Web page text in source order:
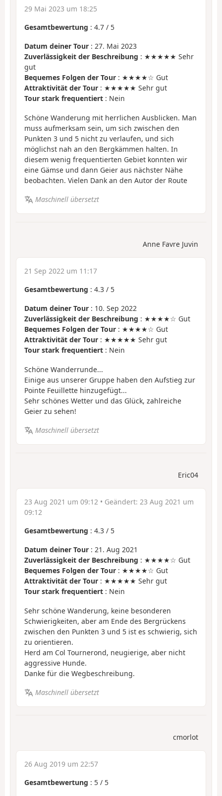
29 Mai 2023 um 18:25
Gesamtbewertung : 4.7 / 5
Datum deiner Tour : 27. Mai 2023
Zuverlässigkeit der Beschreibung : ★★★★★ Sehr
gut
Bequemes Folgen der Tour : ★★★★☆ Gut
Attraktivität der Tour : ★★★★★ Sehr gut
Tour stark frequentiert : Nein
Schöne Wanderung mit herrlichen Ausblicken. Man
muss aufmerksam sein, um sich zwischen den
Punkten 3 und 5 nicht zu verlaufen, und sich
möglichst nah an den Bergkämmen halten. In
diesem wenig frequentierten Gebiet konnten wir
eine Gämse und dann Geier aus nächster Nähe
beobachten. Vielen Dank an den Autor der Route
Maschinell übersetzt
Anne Favre Juvin
21 Sep 2022 um 11:17
Gesamtbewertung : 4.3 / 5
Datum deiner Tour : 10. Sep 2022
Zuverlässigkeit der Beschreibung : ★★★★☆ Gut
Bequemes Folgen der Tour : ★★★★☆ Gut
Attraktivität der Tour : ★★★★★ Sehr gut
Tour stark frequentiert : Nein
Schöne Wanderrunde...
Einige aus unserer Gruppe haben den Aufstieg zur
Pointe Feuillette hinzugefügt...
Sehr schönes Wetter und das Glück, zahlreiche
Geier zu sehen!
Maschinell übersetzt
Eric04
23 Aug 2021 um 09:12 • Geändert: 23 Aug 2021 um
09:12
Gesamtbewertung : 4.3 / 5
Datum deiner Tour : 21. Aug 2021
Zuverlässigkeit der Beschreibung : ★★★★☆ Gut
Bequemes Folgen der Tour : ★★★★☆ Gut
Attraktivität der Tour : ★★★★★ Sehr gut
Tour stark frequentiert : Nein
Sehr schöne Wanderung, keine besonderen
Schwierigkeiten, aber am Ende des Bergrückens
zwischen den Punkten 3 und 5 ist es schwierig, sich
zu orientieren.
Herd am Col Tournerond, neugierige, aber nicht
aggressive Hunde.
Danke für die Wegbeschreibung.
Maschinell übersetzt
cmorlot
26 Aug 2019 um 22:57
Gesamtbewertung : 5 / 5